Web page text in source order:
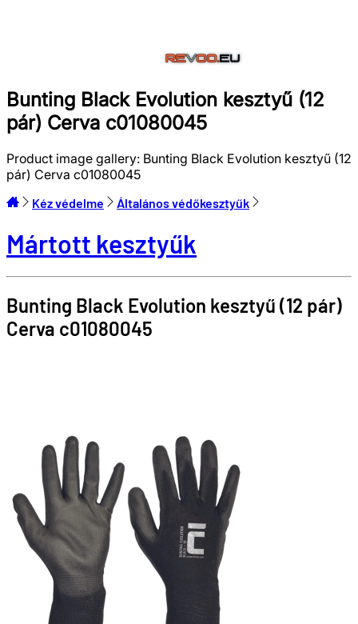
Bunting Black Evolution kesztyű (12
pár) Cerva c01080045
Product image gallery: Bunting Black Evolution kesztyű (12
pár) Cerva c01080045
Kéz védelme Általános védőkesztyűk
Mártott kesztyűk
Bunting Black Evolution kesztyű (12 pár)
Cerva c01080045